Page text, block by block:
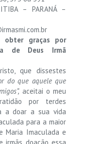
– PARANÁ –
obter graças por
de Deus Irmã
que dissestes
do que aquele que
aceitai o meu
por terdes
a doar a sua vida
para a maior
Maria Imaculada e